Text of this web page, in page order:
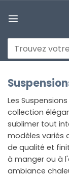
au
Recherche
pour :
Les
collection
sublimer tout
modèles variés
de qualité et
à manger ou à
ambiance